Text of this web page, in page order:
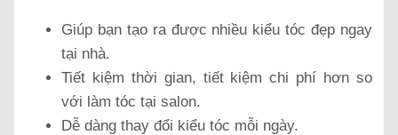
Giúp bạn tạo ra được nhiều kiểu tóc đẹp ngay
tại nhà.
Tiết kiệm thời gian, tiết kiệm chi phí hơn so
với làm tóc tại salon.
Dễ dàng thay đổi kiểu tóc mỗi ngày.